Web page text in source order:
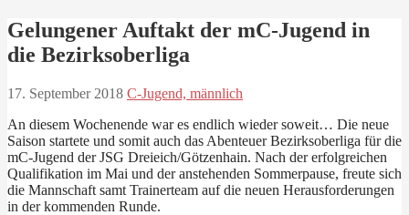
Gelungener Auftakt der mC-Jugend in
die Bezirksoberliga
17. September 2018 C-Jugend, männlich
An diesem Wochenende war es endlich wieder soweit… Die neue
Saison startete und somit auch das Abenteuer Bezirksoberliga für die
mC-Jugend der JSG Dreieich/Götzenhain. Nach der erfolgreichen
Qualifikation im Mai und der anstehenden Sommerpause, freute sich
die Mannschaft samt Trainerteam auf die neuen Herausforderungen
in der kommenden Runde.